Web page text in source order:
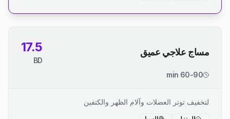
مساج علاجي عميق 17.5
BD
60-90 min
لتخفيف توتر العضلات وآلام الظهر والكتفين